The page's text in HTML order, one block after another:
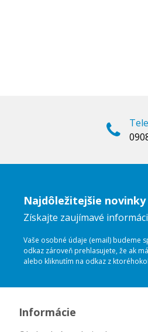
Najdôležitejšie
Získajte zaujímavé
Vaše osobné údaje (email) budeme
odkaz zároveň prehlasujete, že ak
alebo kliknutím na odkaz z
Informácie